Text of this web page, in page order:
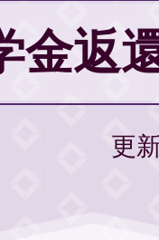
金返
更